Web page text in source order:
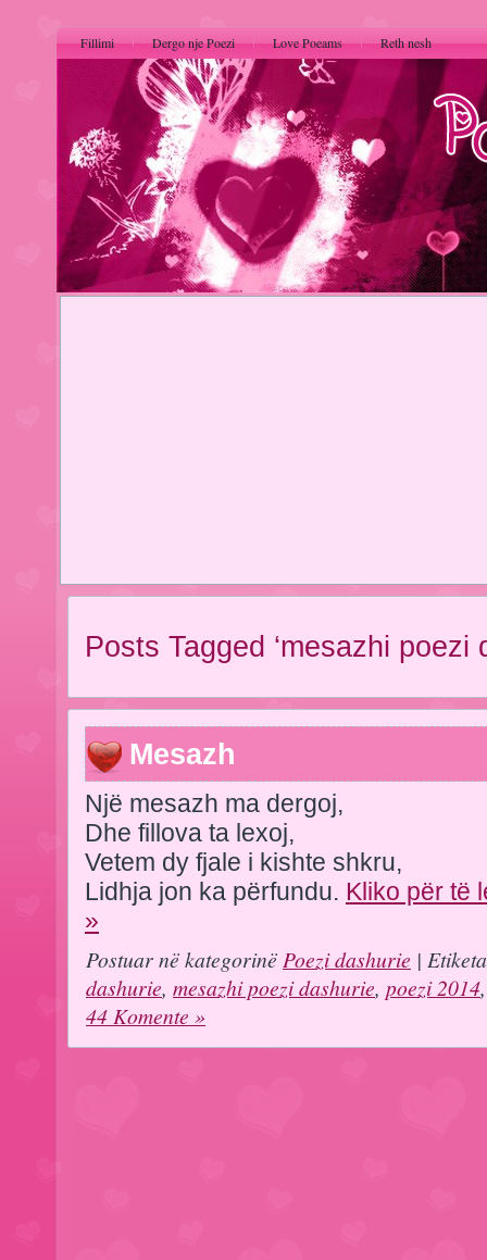
Fillimi Dergo nje Poezi Love Poeams Reth nesh
Posts Tagged ‘mesazhi poezi
Mesazh
Një mesazh ma dergoj,
Dhe fillova ta lexoj,
Vetem dy fjale i kishte shkru,
Lidhja jon ka përfundu. Kliko për të
»
Postuar në kategorinë Poezi dashurie |
dashurie, mesazhi poezi dashurie, poezi 2014
44 Komente »